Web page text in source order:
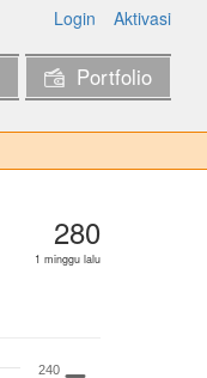
Login Aktivasi
Portfolio
280
1 minggu lalu
240